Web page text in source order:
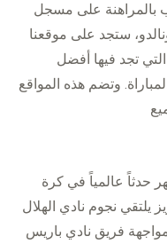
بالمراهنة على مسجل
ستجد على موقعنا
تجد فيها أفضل
وتضم هذه المواقع
حدثاً عالمياً في كرة
يلتقي نجوم نادي الهلال
فريق نادي باريس